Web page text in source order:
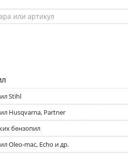
Stihl
Husqvarna, Partner
бензопил
Oleo-mac, Echo и др.